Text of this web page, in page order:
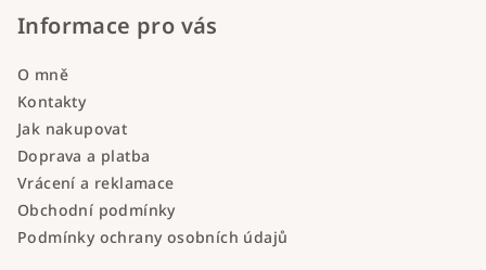
Informace pro vás
O mně
Kontakty
Jak nakupovat
Doprava a platba
Vrácení a reklamace
Obchodní podmínky
Podmínky ochrany osobních údajů